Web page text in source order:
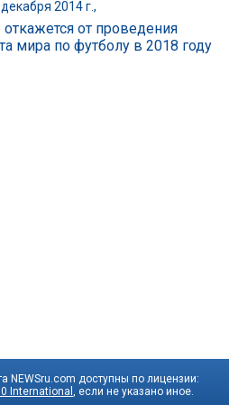
2014 г.,
откажется от проведения
мира по футболу в 2018 году
NEWSru.com доступны по лицензии:
International , если не указано иное.